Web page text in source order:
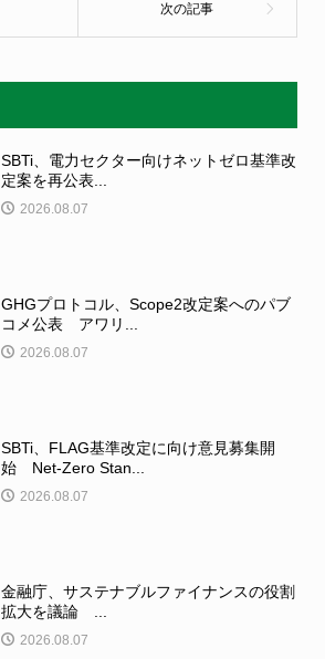
SBTi、電力セクター向けネットゼロ基準改
定案を再公表...
2026.08.07
GHGプロトコル、Scope2改定案へのパブ
コメ公表 アワリ...
2026.08.07
SBTi、FLAG基準改定に向け意見募集開
始 Net-Zero Stan...
2026.08.07
金融庁、サステナブルファイナンスの役割
拡大を議論 ...
2026.08.07